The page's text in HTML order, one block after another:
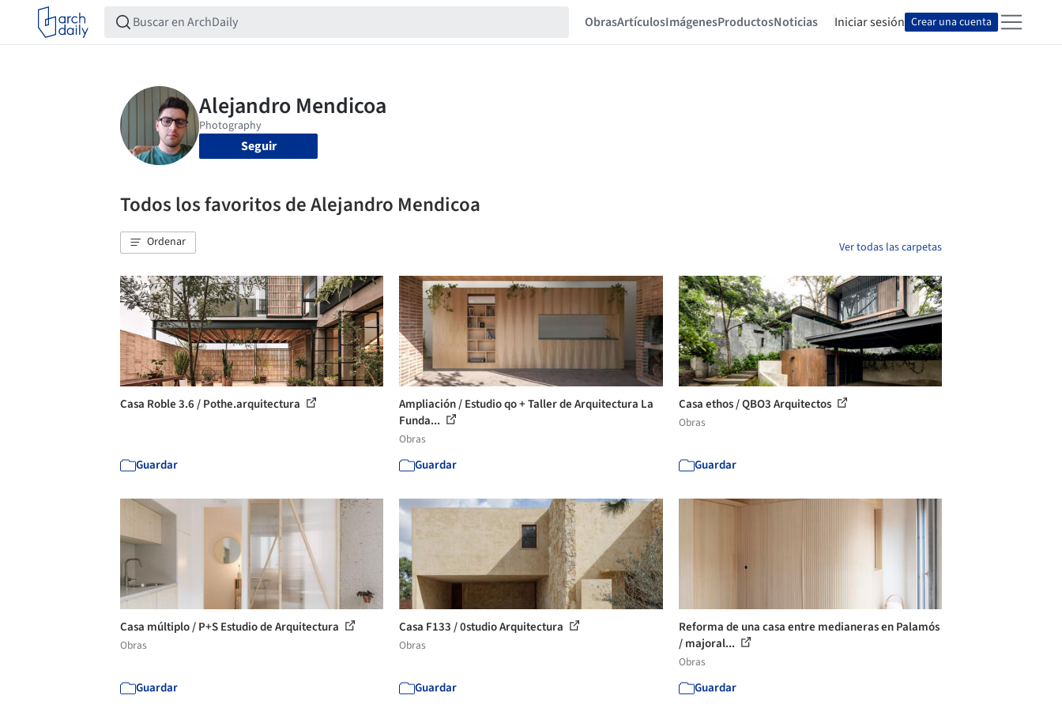
ObrasArtículosImágenesProductosNoticias Iniciar sesión Crear una cuenta
Seguir
Todos los favoritos de Alejandro Mendicoa
Ordenar Ver todas las carpetas
Casa Roble 3.6 / Pothe.arquitectura
Guardar
Ampliación / Estudio qo + Taller de Arquitectura La
Funda...
Obras
Guardar
Casa ethos / QBO3 Arquitectos
Obras
Guardar
Casa múltiplo / P+S Estudio de Arquitectura
Obras
Guardar
Casa F133 / 0studio Arquitectura
Obras
Guardar
Reforma de una casa entre medianeras en Palamós
/ majoral...
Obras
Guardar